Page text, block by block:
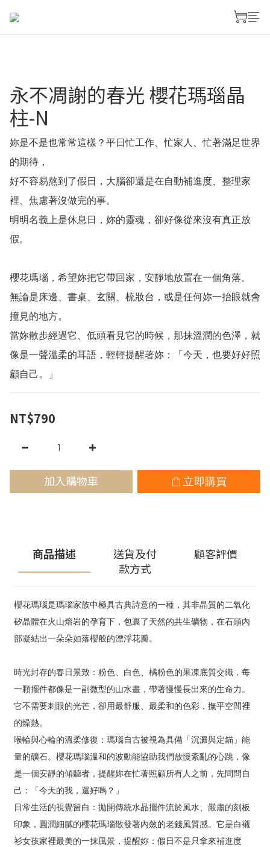
永不凋謝的春光 櫻花瑪瑙晶
柱-N
妳是不是也常常這樣？平日忙工作、忙家人、忙著滿足世界
的期待，
好不容易熬到了假日，大腦卻還是在自動補進度、整理家
裡、焦慮著沒做完的事。
明明名義上是休息日，妳的靈魂，卻好像從來沒有真正放
假。
櫻花瑪瑙，希望妳把它帶回家，安靜地放置在一個角落。
無論是床邊、書桌、玄關、梳妝台，或是任何妳一抬眼就會
撞見的地方。
當妳散步經過它、低頭看見它的時候，那抹溫潤的色澤，就
像是一聲溫柔的耳語，輕輕提醒著妳：「今天，也要好好照
顧自己。」
NT$790
加入購物車 立即購買
商品描述
送貨及付
款方式
顧客評價
櫻花瑪瑙是瑪瑙家族中極具古典詩意的一種，其非晶質的二氧化
矽晶體在火山熔岩的孕育下，包裹了天然的共生礦物，在石頭內
部凝結出一朵朵如落櫻般的漂浮花瓣。
時光封存的春日景致：粉色、白色、橘粉色的果凍底質交織，每
一顆擺件都像是一副微型的山水畫，帶著慢慢長出來的生命力。
它不需要刺眼的光芒，卻用最舒服、最柔和的色彩，撫平空間裡
的燥熱。
喉輪與心輪的溫柔修復：瑪瑙自古被視為具備「沉澱與定錨」能
量的礦石。櫻花瑪瑙溫和的波動能協助我們放慢紊亂的心跳，像
是一個安靜的傾聽者，提醒妳在忙著照顧所有人之前，先問問自
己：「今天的我，還好嗎？」
日常生活的視覺留白：拋開傳統水晶擺件流於風水、嚴肅的刻板
印象，圓潤細膩的櫻花瑪瑙散發著內斂的老錢風質感。它是白襯
衫女孩家裡最美的一抹風景，提醒妳：假日不是只拿來補進度